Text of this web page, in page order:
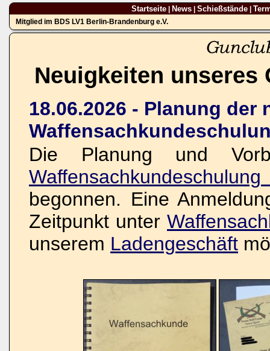
Startseite| News| Schießstände|
Mitglied im BDS LV1 Berlin-Brandenburg e.V.
Neuigkeiten unseres
18.06.2026 - Planung der
Die Planung und
begonnen. Eine
Zeitpunkt unter
unserem Ladengeschäft